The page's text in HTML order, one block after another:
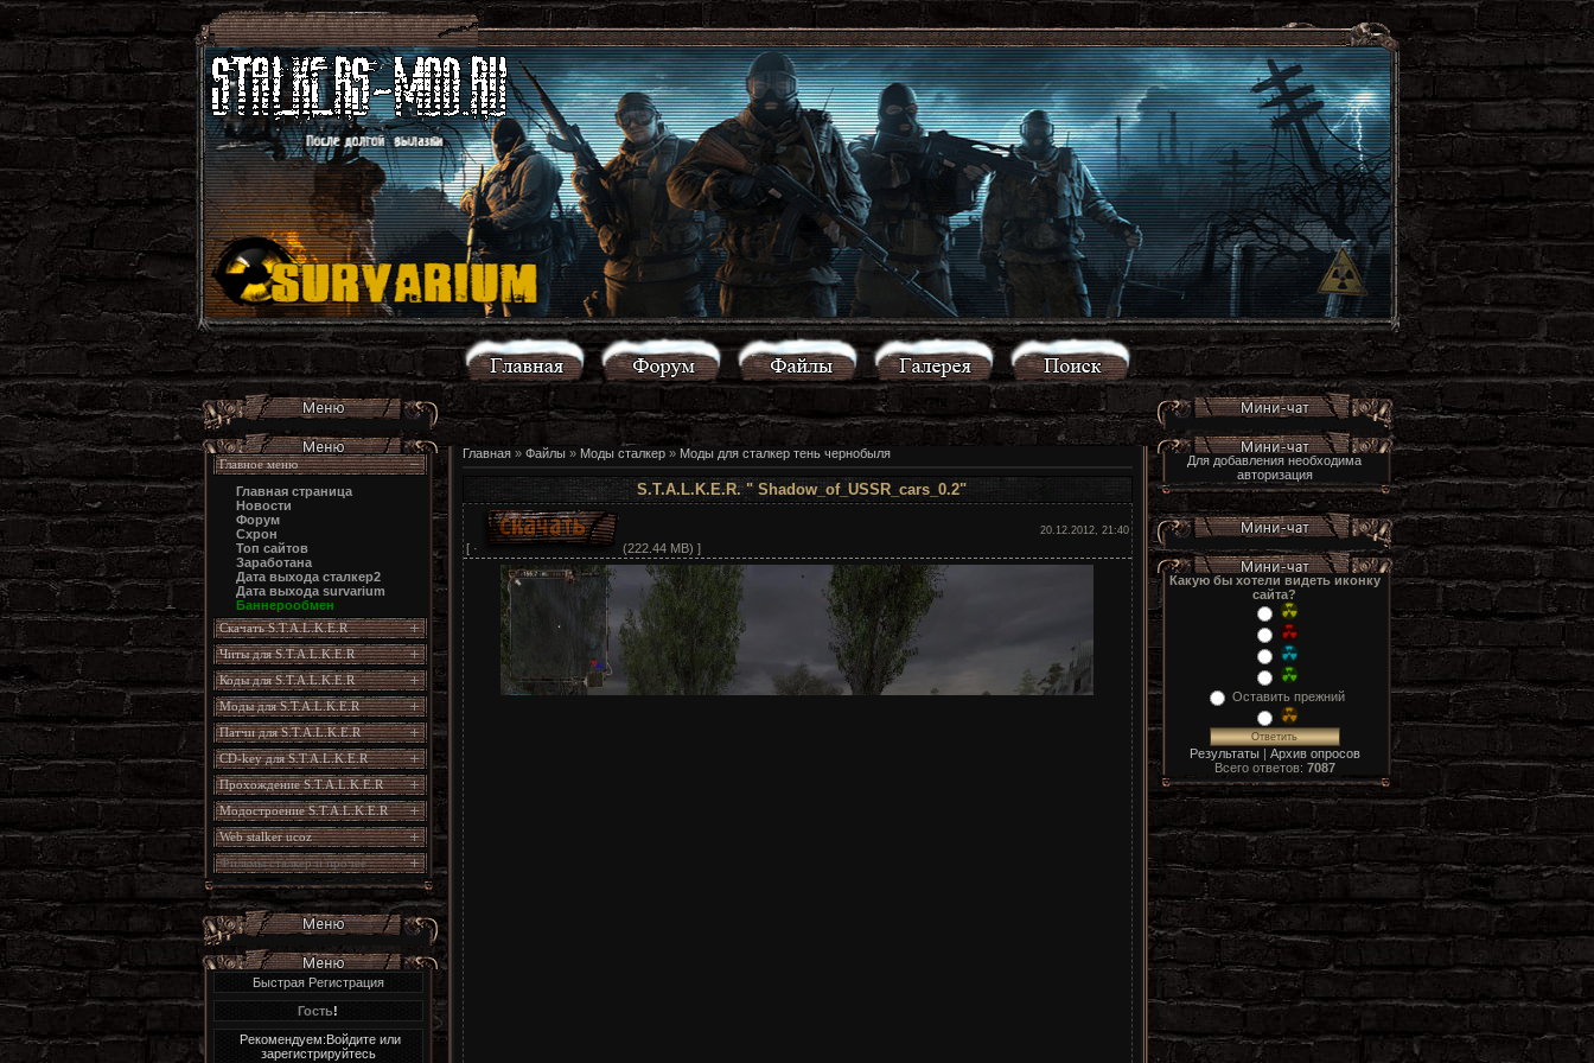
Главное меню
Главная страница
Новости
Форум
Схрон
Топ сайтов
Заработана
Дата выхода сталкер2
Дата выхода survarium
Баннерообмен
Скачать S.T.A.L.K.E.R
Читы для S.T.A.L.K.E.R
Коды для S.T.A.L.K.E.R
Моды для S.T.A.L.K.E.R
Патчи для S.T.A.L.K.E.R
CD-key для S.T.A.L.K.E.R
Прохождение S.T.A.L.K.E.R
Модостроение S.T.A.L.K.E.R
Web stalker ucoz
Фильмы сталкер и прочее
Быстрая Регистрация
Гость!
Рекомендуем:Войдите или
зарегистрируйтесь
Главная» Файлы» Моды сталкер» Моды для сталкер тень чернобыля
S.T.A.L.K.E.R. " Shadow_of_USSR_cars_0.2"
[ · (222.44 MB) ]
20.12.2012, 21:40
Для добавления необходима
авторизация
Какую бы хотели видеть иконку
сайта?
Оставить прежний
Результаты| Архив опросов
Всего ответов: 7087